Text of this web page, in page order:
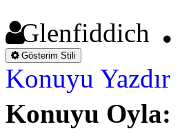
Glenfiddich
Gösterim Stili
Konuyu Yazdır
Konuyu Oyla: